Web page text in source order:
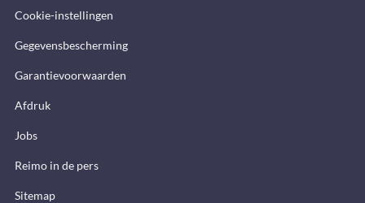
Cookie-instellingen
Gegevensbescherming
Garantievoorwaarden
Afdruk
Jobs
Reimo in de pers
Sitemap